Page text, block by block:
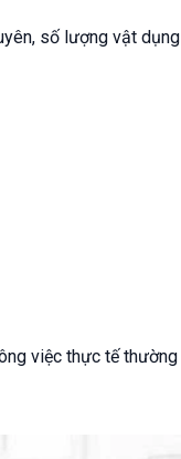
số lượng vật
việc thực tế